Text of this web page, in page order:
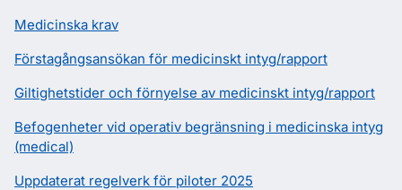
Medicinska krav
Förstagångsansökan för medicinskt intyg/rapport
Giltighetstider och förnyelse av medicinskt intyg/rapport
Befogenheter vid operativ begränsning i medicinska intyg
(medical)
Uppdaterat regelverk för piloter 2025